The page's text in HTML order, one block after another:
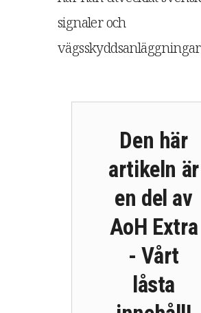
signaler och
vägsskyddsanläggningar
Den här
artikeln är
en del av
AoH Extra
- Vårt
låsta